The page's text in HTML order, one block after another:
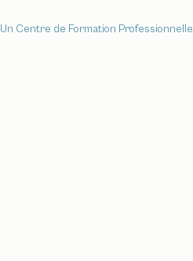
Un Centre de Formation Professionnelle